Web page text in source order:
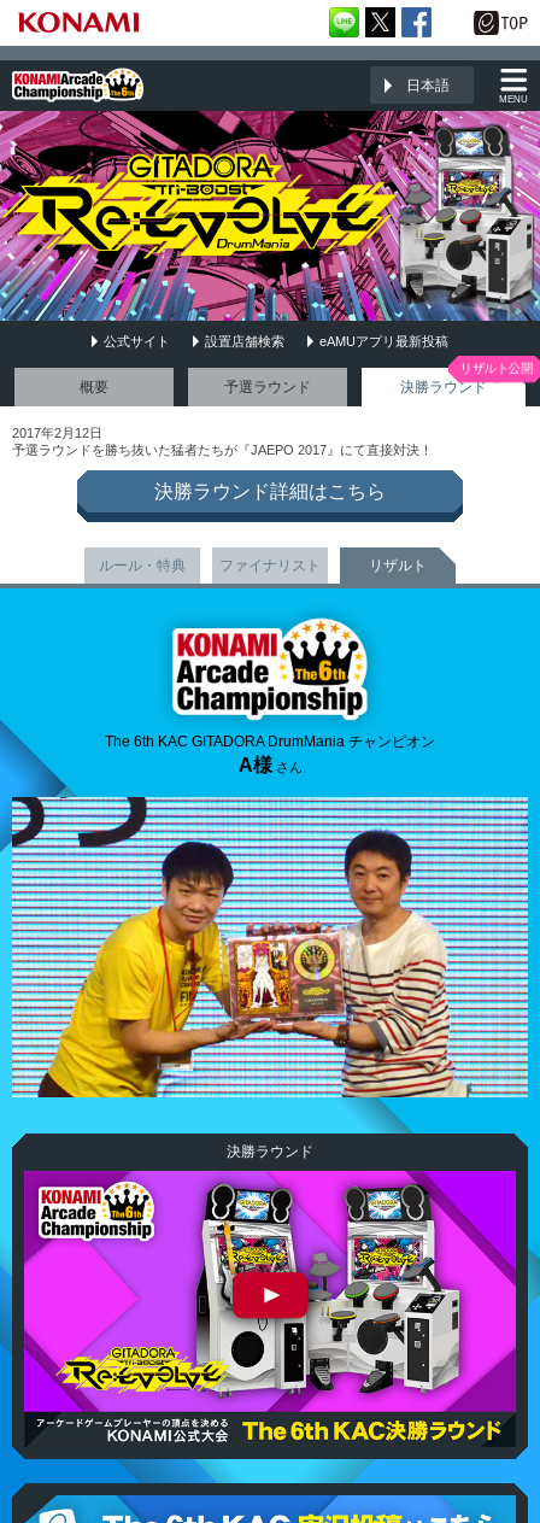
MENU
日本語
公式サイト 設置店舗検索 eAMUアプリ最新投稿
概要 予選ラウンド 決勝ラウンド
2017年2月12日
予選ラウンドを勝ち抜いた猛者たちが『JAEPO 2017』にて直接対決！
決勝ラウンド詳細はこちら
ルール・特典 ファイナリスト リザルト
The 6th KAC GITADORA DrumMania チャンピオン
A様 さん
決勝ラウンド
The 6th KAC GITADORA DrumMania 決勝ラウンド